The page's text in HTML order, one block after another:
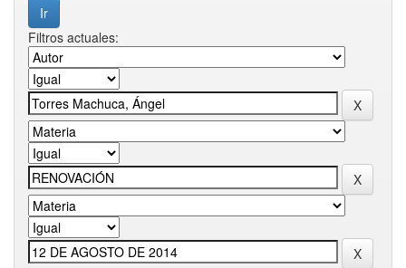
Filtros actuales: